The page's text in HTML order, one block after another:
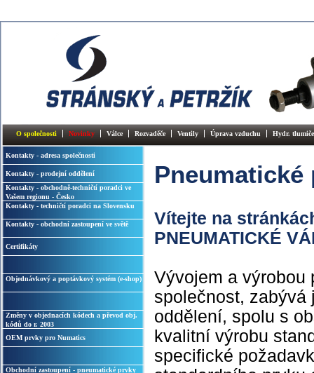
O společnosti Novinky Válce Rozvaděče Ventily Úprava vzduchu Hydr.
Kontakty - adresa společnosti
Kontakty - prodejní oddělení
Kontakty - obchodně-techničtí poradci ve
Vašem regionu - Česko
Kontakty - techničtí poradci na Slovensku
Kontakty - obchodní zastoupení ve světě
Certifikáty
Objednávkový a poptávkový systém (e-shop)
Změny v objednacích kódech a převod obj.
kódů do r. 2003
OEM prvky pro Numatics
Obchodní zastoupení - pneumatické prvky
Pneumatické
Vítejte na
PNEUMATICKÉ
Vývojem a výrobou
společnost, zabývá
oddělení, spolu s
kvalitní výrobu
specifické